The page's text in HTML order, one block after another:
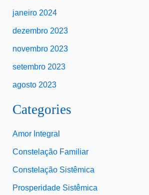
janeiro 2024
dezembro 2023
novembro 2023
setembro 2023
agosto 2023
Categories
Amor Integral
Constelação Familiar
Constelação Sistêmica
Prosperidade Sistêmica